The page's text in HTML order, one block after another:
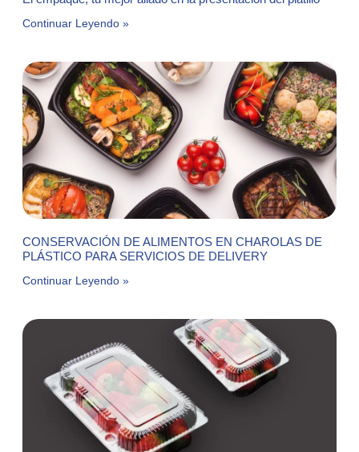
Continuar Leyendo »
CONSERVACIÓN DE ALIMENTOS EN CHAROLAS DE
PLÁSTICO PARA SERVICIOS DE DELIVERY
Continuar Leyendo »